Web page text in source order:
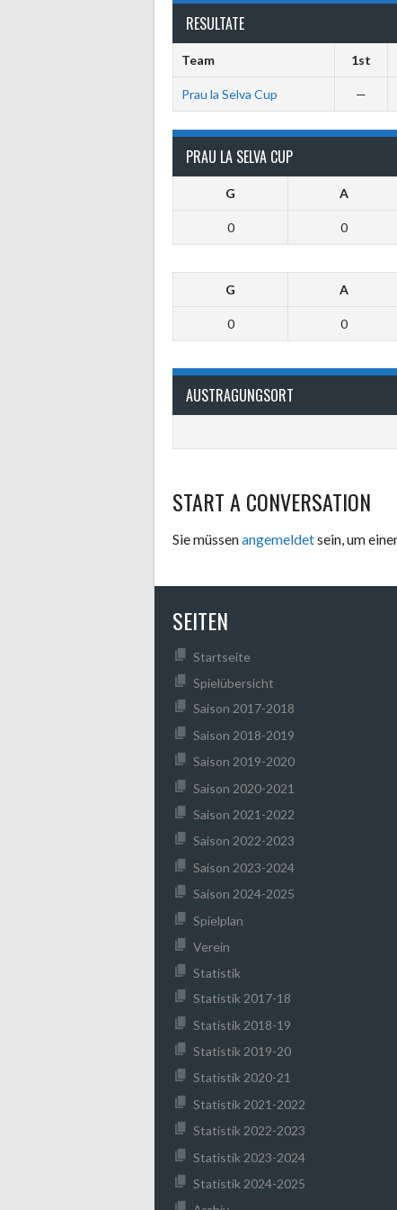
RESULTATE
Team 1st
Prau la Selva Cup —
PRAU LA SELVA CUP
G A
0 0
G A
0 0
AUSTRAGUNGSORT
START A CONVERSATION
Sie müssenangemeldetsein, um
SEITEN
Startseite
Spielübersicht
Saison 2017-2018
Saison 2018-2019
Saison 2019-2020
Saison 2020-2021
Saison 2021-2022
Saison 2022-2023
Saison 2023-2024
Saison 2024-2025
Spielplan
Verein
Statistik
Statistik 2017-18
Statistik 2018-19
Statistik 2019-20
Statistik 2020-21
Statistik 2021-2022
Statistik 2022-2023
Statistik 2023-2024
Statistik 2024-2025